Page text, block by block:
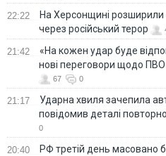
22:22
На Херсонщині розширили
через російський терор
21:42
«На кожен удар буде
нові переговори щодо ПВО
67 0
21:17
Ударна хвиля зачепила
повідомив деталі
0
20:40 РФ третій день масовано